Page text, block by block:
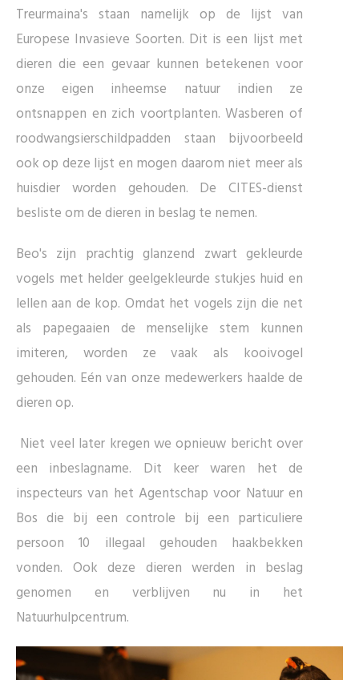
Treurmaina's staan namelijk op de lijst van
Europese Invasieve Soorten. Dit is een lijst met
dieren die een gevaar kunnen betekenen voor
onze eigen inheemse natuur indien ze
ontsnappen en zich voortplanten. Wasberen of
roodwangsierschildpadden staan bijvoorbeeld
ook op deze lijst en mogen daarom niet meer als
huisdier worden gehouden. De CITES-dienst
besliste om de dieren in beslag te nemen.
Beo's zijn prachtig glanzend zwart gekleurde
vogels met helder geelgekleurde stukjes huid en
lellen aan de kop. Omdat het vogels zijn die net
als papegaaien de menselijke stem kunnen
imiteren, worden ze vaak als kooivogel
gehouden. Eén van onze medewerkers haalde de
dieren op.
Niet veel later kregen we opnieuw bericht over
een inbeslagname. Dit keer waren het de
inspecteurs van het Agentschap voor Natuur en
Bos die bij een controle bij een particuliere
persoon 10 illegaal gehouden haakbekken
vonden. Ook deze dieren werden in beslag
genomen en verblijven nu in het
Natuurhulpcentrum.